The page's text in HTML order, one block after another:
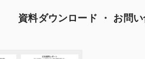
資料ダウンロード ・ お問